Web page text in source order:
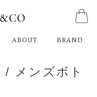
ABOUT BRAND
/ メンズボト